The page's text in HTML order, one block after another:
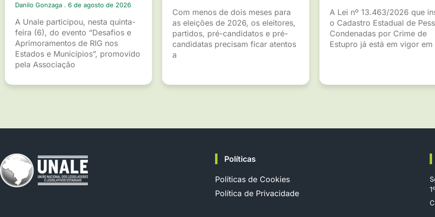
Danilo Gonzaga 6 de agosto de 2026
A Unale participou, nesta quinta-
feira (6), do evento “Desafios e
Aprimoramentos de RIG nos
Estados e Municípios”, promovido
pela Associação
Com menos de dois meses para
as eleições de 2026, os eleitores,
partidos, pré-candidatos e pré-
candidatas precisam ficar atentos
a
A Lei nº 13.463/2026 que
o Cadastro Estadual de
Condenadas por Crime de
Estupro já está em vigor em
Políticas
Políticas de Cookies
Política de Privacidade